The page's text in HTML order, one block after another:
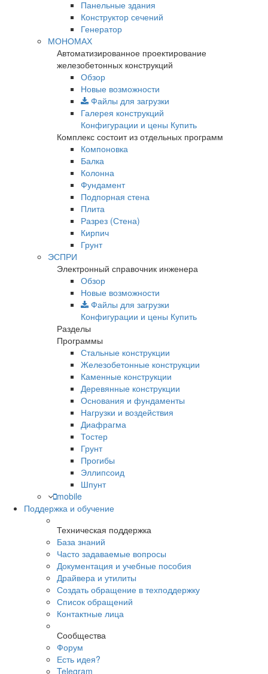
Панельные здания
Конструктор сечений
Генератор
МОНОМАХ
Автоматизированное проектирование
железобетонных конструкций
Обзор
Новые возможности
Файлы для загрузки
Галерея конструкций
Конфигурации и цены Купить
Комплекс состоит из отдельных программ
Компоновка
Балка
Колонна
Фундамент
Подпорная стена
Плита
Разрез (Стена)
Кирпич
Грунт
ЭСПРИ
Электронный справочник инженера
Обзор
Новые возможности
Файлы для загрузки
Конфигурации и цены Купить
Разделы
Программы
Стальные конструкции
Железобетонные конструкции
Каменные конструкции
Деревянные конструкции
Основания и фундаменты
Нагрузки и воздействия
Диафрагма
Тостер
Грунт
Прогибы
Эллипсоид
Шпунт
mobile
Поддержка и обучение
Техническая поддержка
База знаний
Часто задаваемые вопросы
Документация и учебные пособия
Драйвера и утилиты
Создать обращение в техподдержку
Список обращений
Контактные лица
Сообщества
Форум
Есть идея?
Telegram